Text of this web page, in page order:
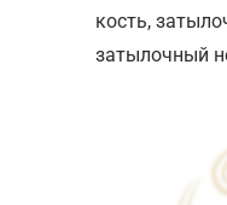
кость,
затылочный